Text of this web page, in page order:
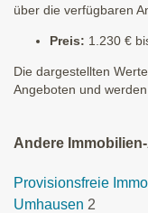
über die verfügbaren
Preis: 1.230 €
Die dargestellten
Angeboten und
Andere
Provisionsfreie
Umhausen 2